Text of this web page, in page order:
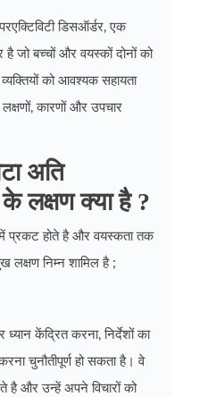
डिसऑर्डर, एक
है जो बच्चों और वयस्कों दोनों को
को आवश्यक सहायता
कारणों और उपचार
अति
लक्षण क्या है ?
प्रकट होते है और वयस्कता तक
लक्षण निम्न शामिल है ;
ध्यान केंद्रित करना, निर्देशों का
चुनौतीपूर्ण हो सकता है। वे
है और उन्हें अपने विचारों को